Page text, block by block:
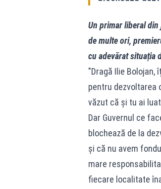
Un primar liberal
de multe ori,
cu adevărat situația
"Dragă Ilie Bolojan,
pentru dezvoltarea
văzut că și tu ai
Dar Guvernul ce
blochează de la
și că nu avem
mare
fiecare localitate